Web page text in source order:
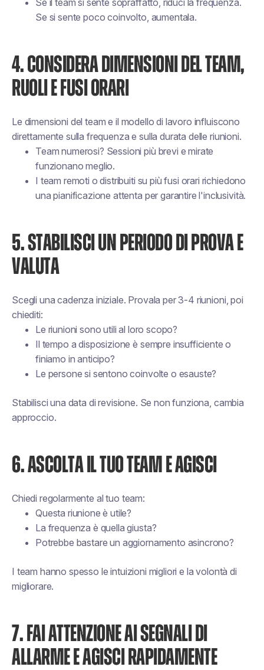
Se il team si sente sopraffatto, riduci la frequenza.
Se si sente poco coinvolto, aumentala.
4. CONSIDERA DIMENSIONI DEL TEAM,
RUOLI E FUSI ORARI
Le dimensioni del team e il modello di lavoro influiscono
direttamente sulla frequenza e sulla durata delle riunioni.
Team numerosi? Sessioni più brevi e mirate
funzionano meglio.
I team remoti o distribuiti su più fusi orari richiedono
una pianificazione attenta per garantire l'inclusività.
5. STABILISCI UN PERIODO DI PROVA E
VALUTA
Scegli una cadenza iniziale. Provala per 3-4 riunioni, poi
chiediti:
Le riunioni sono utili al loro scopo?
Il tempo a disposizione è sempre insufficiente o
finiamo in anticipo?
Le persone si sentono coinvolte o esauste?
Stabilisci una data di revisione. Se non funziona, cambia
approccio.
6. ASCOLTA IL TUO TEAM E AGISCI
Chiedi regolarmente al tuo team:
Questa riunione è utile?
La frequenza è quella giusta?
Potrebbe bastare un aggiornamento asincrono?
I team hanno spesso le intuizioni migliori e la volontà di
migliorare.
7. FAI ATTENZIONE AI SEGNALI DI
ALLARME E AGISCI RAPIDAMENTE